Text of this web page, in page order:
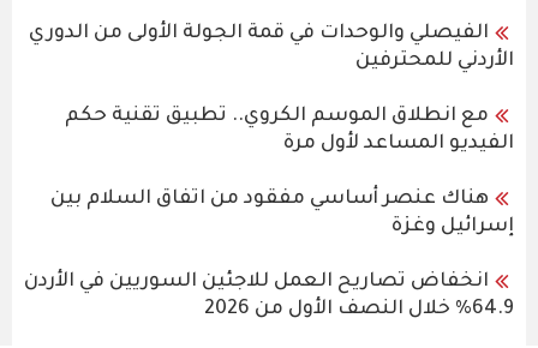
الفيصلي والوحدات في قمة الجولة الأولى من الدوري
الأردني للمحترفين
مع انطلاق الموسم الكروي.. تطبيق تقنية حكم
الفيديو المساعد لأول مرة
هناك عنصر أساسي مفقود من اتفاق السلام بين
إسرائيل وغزة
انخفاض تصاريح العمل للاجئين السوريين في الأردن
64.9% خلال النصف الأول من 2026